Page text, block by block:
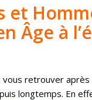
et
Âge à
retrouver
longtemps. En